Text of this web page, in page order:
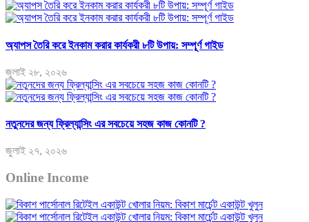
অ্যাপস তৈরি করে ইনকাম করার কার্যকরী ৮টি উপায়: সম্পূর্ণ গাইড
জুলাই ২৮, ২০২৬
নতুনদের জন্য ফ্রিল্যান্সিং এর সবচেয়ে সহজ কাজ কোনটি ?
জুলাই ২৭, ২০২৬
Online Income